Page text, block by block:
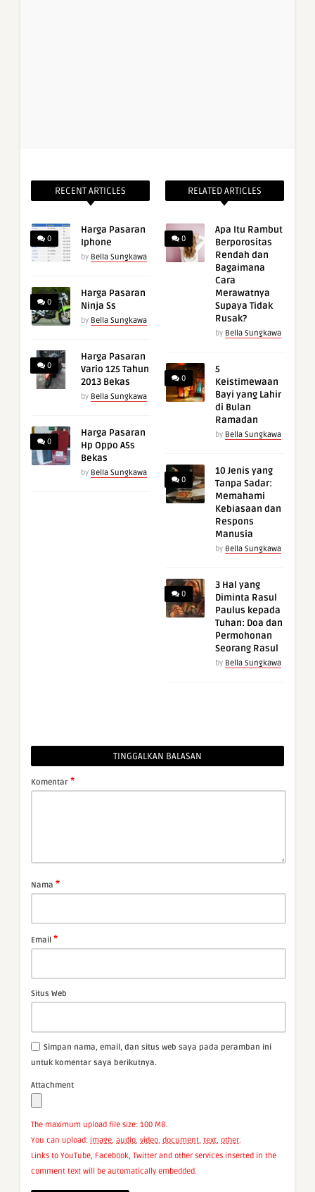
RECENT ARTICLES
0
Harga Pasaran
Iphone
by Bella Sungkawa
0
Harga Pasaran
Ninja Ss
by Bella Sungkawa
0
Harga Pasaran
Vario 125 Tahun
2013 Bekas
by Bella Sungkawa
0
Harga Pasaran
Hp Oppo A5s
Bekas
by Bella Sungkawa
RELATED ARTICLES
0
Apa Itu Rambut
Berporositas
Rendah dan
Bagaimana
Cara
Merawatnya
Supaya Tidak
Rusak?
by Bella Sungkawa
0
5
Keistimewaan
Bayi yang Lahir
di Bulan
Ramadan
by Bella Sungkawa
0
10 Jenis yang
Tanpa Sadar:
Memahami
Kebiasaan dan
Respons
Manusia
by Bella Sungkawa
0
3 Hal yang
Diminta Rasul
Paulus kepada
Tuhan: Doa dan
Permohonan
Seorang Rasul
by Bella Sungkawa
TINGGALKAN BALASAN
Komentar *
Nama *
Email *
Situs Web
Simpan nama, email, dan situs web saya pada peramban ini
untuk komentar saya berikutnya.
Attachment
The maximum upload file size: 100 MB.
You can upload: image, audio, video, document, text, other.
Links to YouTube, Facebook, Twitter and other services inserted in the
comment text will be automatically embedded.